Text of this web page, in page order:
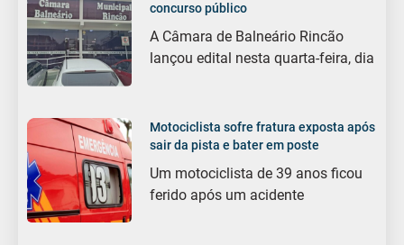
concurso público
A Câmara de Balneário Rincão
lançou edital nesta quarta-feira, dia
Motociclista sofre fratura exposta após
sair da pista e bater em poste
Um motociclista de 39 anos ficou
ferido após um acidente